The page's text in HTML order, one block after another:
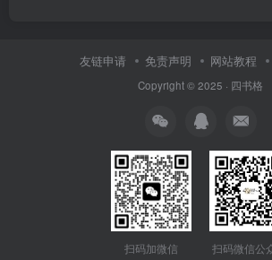
友链申请 免责声明 网站教程
Copyright © 2025 · 四书格
扫码加微信 扫码微信公